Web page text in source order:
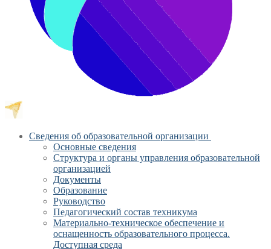
Сведения об образовательной организации
Основные сведения
Структура и органы управления образовательной
организацией
Документы
Образование
Руководство
Педагогический состав техникума
Материально-техническое обеспечение и
оснащенность образовательного процесса.
Доступная среда